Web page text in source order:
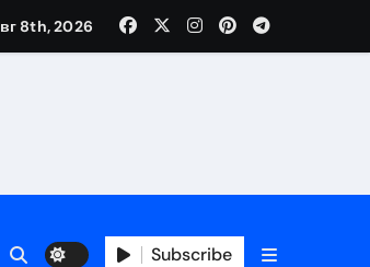
стейблкоином в долларах
8th, 2026
Subscribe